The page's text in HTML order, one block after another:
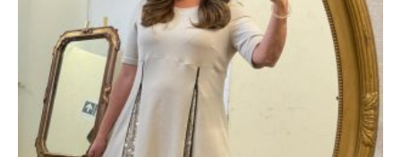
Varianten
auf.
Die
Optionen
können
auf